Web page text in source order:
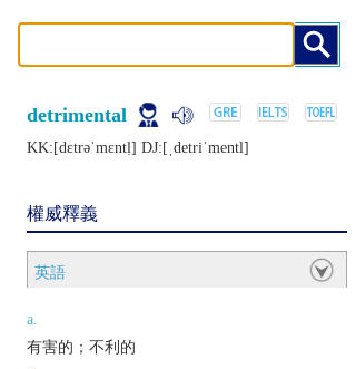
detrimental
KK:[dɛtrǝˈmɛntḷ] DJ:[ˌdеtriˈmеntl]
權威釋義
英語
a.
有害的；不利的